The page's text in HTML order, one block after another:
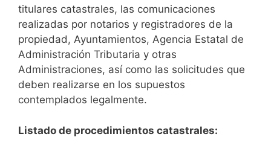
titulares catastrales, las comunicaciones
realizadas por notarios y registradores de la
propiedad, Ayuntamientos, Agencia Estatal de
Administración Tributaria y otras
Administraciones, así como las solicitudes que
deben realizarse en los supuestos
contemplados legalmente.
Listado de procedimientos catastrales: